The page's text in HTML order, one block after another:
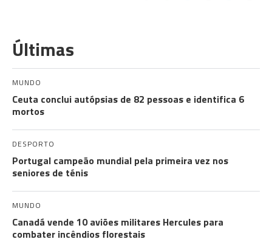
Últimas
MUNDO
Ceuta conclui autópsias de 82 pessoas e identifica 6
mortos
DESPORTO
Portugal campeão mundial pela primeira vez nos
seniores de ténis
MUNDO
Canadá vende 10 aviões militares Hercules para
combater incêndios florestais